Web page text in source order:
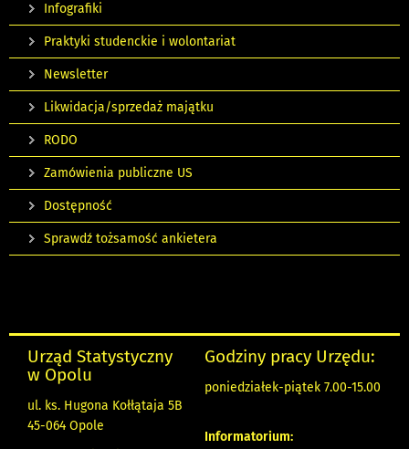
Infografiki
Praktyki studenckie i wolontariat
Newsletter
Likwidacja/sprzedaż majątku
RODO
Zamówienia publiczne US
Dostępność
Sprawdź tożsamość ankietera
Urząd Statystyczny
w Opolu
ul. ks. Hugona Kołłątaja 5B
45-064 Opole
Godziny pracy Urzędu:
poniedziałek-piątek 7.00-15.00
Informatorium: